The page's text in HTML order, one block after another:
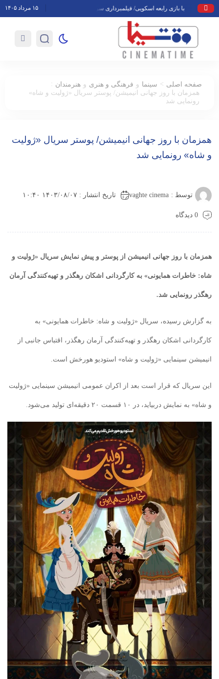
با بازی رابعه اسکویی/ فیلمبرداری سریال «خیارشور» در قم آغاز شد کتاب ۱۵ مرداد ۱۴۰۵
صفحه اصلی > سینما و فرهنگی و هنری و هنرمندان :
همزمان با روز جهانی انیمیشن/ پوستر سریال «ژولیت و شاه»
رونمایی شد
همزمان با روز جهانی انیمیشن/ پوستر سریال «ژولیت
و شاه» رونمایی شد
توسط : vaghte cinema تاریخ انتشار : ۱۴۰۳/۰۸/۰۷ ۱۰:۴۰
0 دیدگاه
همزمان با روز جهانی انیمیشن از پوستر و پیش نمایش سریال «ژولیت و
شاه: خاطرات همایونی» به کارگردانی اشکان رهگذر و تهیه‌کنندگی آرمان
رهگذر رونمایی شد.
به گزارش رسیده، سریال «ژولیت و شاه: خاطرات همایونی» به
کارگردانی اشکان رهگذر و تهیه‌کنندگی آرمان رهگذر، اقتباس جانبی از
انیمیشن سینمایی «ژولیت و شاه» استودیو هورخش است.
این سریال که قرار است بعد از اکران عمومی انیمیشن سینمایی «ژولیت
و شاه» به نمایش دربیاید، در ۱۰ قسمت ۲۰ دقیقه‌ای تولید می‌شود.